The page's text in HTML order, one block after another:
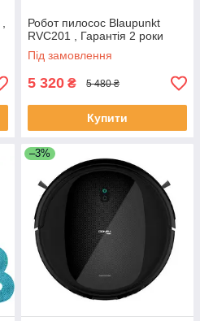
Робот пилосос Blaupunkt
RVC201 , Гарантія 2 роки
Під замовлення
5 320 ₴ 5 480 ₴
Купити
–3%